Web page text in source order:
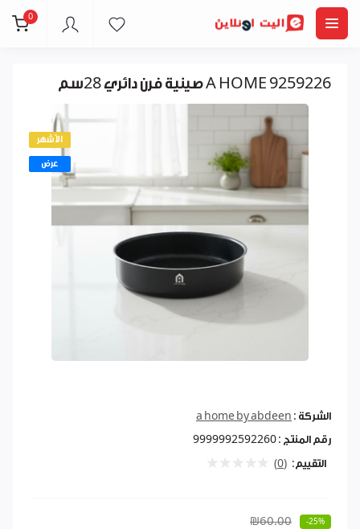
0
صينية فرن دائري 28سم A HOME 9259226
الأشهر
عرض
الشركة : a home by abdeen
رقم المنتج : 9999992592260
التقييم: (0)
₪60.00 -25%